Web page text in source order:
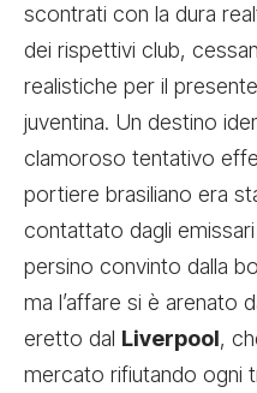
scontrati con la dura
dei rispettivi club,
realistiche per il
juventina. Un destino
clamoroso tentativo
portiere brasiliano era
contattato dagli
persino convinto dalla
ma l’affare si è arenato
eretto dal Liverpool,
mercato rifiutando ogni